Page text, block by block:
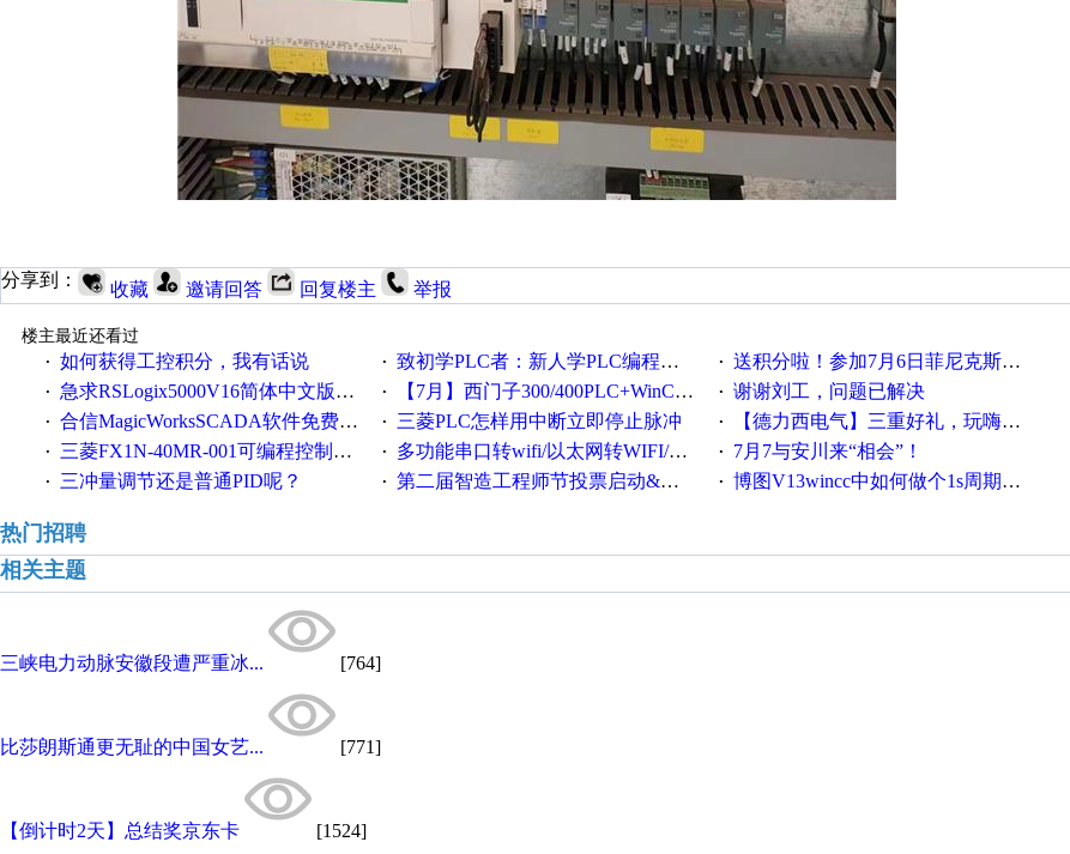
分享到： 收藏 邀请回答 回复楼主 举报
楼主最近还看过
· 如何获得工控积分，我有话说 · 致初学PLC者：新人学PLC编程的心得体会 · 送积分啦！参加7月6日菲尼克斯在线研讨会即得
· 急求RSLogix5000V16简体中文版！！！急急急 · 【7月】西门子300/400PLC+WinCC技术培训班通知！ · 谢谢刘工，问题已解决
· 合信MagicWorksSCADA软件免费下载，好礼相送，并提供技术支持，永久免费！ · 三菱PLC怎样用中断立即停止脉冲 · 【德力西电气】三重好礼，玩嗨夏日！
· 三菱FX1N-40MR-001可编程控制器输入端口故障维修一例 · 多功能串口转wifi/以太网转WIFI/串口转以太网/wifi转串口/以太网转串口/wifi转以太网模块配置方法 · 7月7与安川来“相会”！
· 三冲量调节还是普通PID呢？ · 第二届智造工程师节投票启动&周周有礼！ · 博图V13wincc中如何做个1s周期循环的脚本
热门招聘
相关主题
三峡电力动脉安徽段遭严重冰... [764]
比莎朗斯通更无耻的中国女艺... [771]
【倒计时2天】总结奖京东卡 [1524]